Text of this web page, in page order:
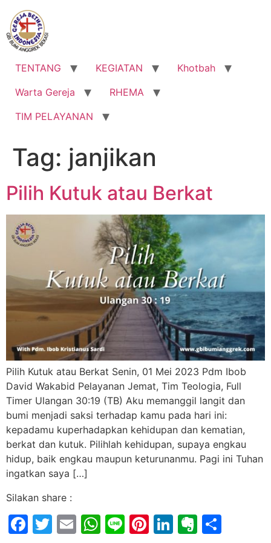
Lewati
konten
TENTANG KEGIATAN
Khotbah
Warta Gereja
RHEMA
TIM PELAYANAN
Tag: janjikan
Pilih Kutuk atau Berkat
Pilih Kutuk atau Berkat Senin, 01 Mei 2023 Pdm Ibob
David Wakabid Pelayanan Jemat, Tim Teologia, Full
Timer Ulangan 30:19 (TB) Aku memanggil langit dan
bumi menjadi saksi terhadap kamu pada hari ini:
kepadamu kuperhadapkan kehidupan dan kematian,
berkat dan kutuk. Pilihlah kehidupan, supaya engkau
hidup, baik engkau maupun keturunanmu. Pagi ini Tuhan
ingatkan saya […]
Silakan share :
Facebook
Twitter
EmailWhatsApp
LinePinterest
LinkedIn